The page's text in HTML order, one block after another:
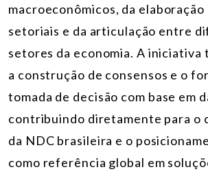
macroeconômicos, da elaboração
setoriais e da articulação entre
setores da economia. A iniciativa
a construção de consensos e o
tomada de decisão com base em
contribuindo diretamente para o
da NDC brasileira e o
como referência global em